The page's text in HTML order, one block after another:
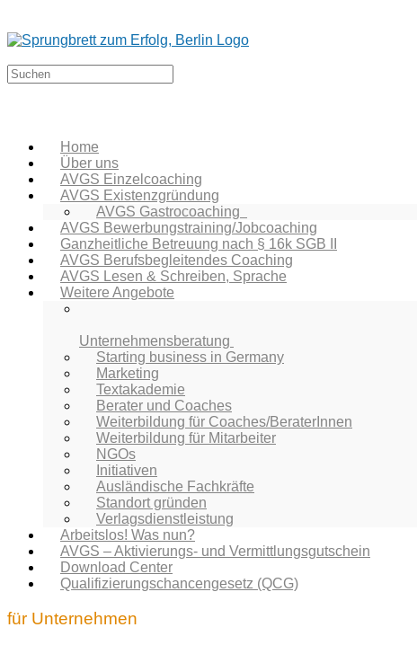
Home
Über uns
AVGS Einzelcoaching
AVGS Existenzgründung
AVGS Gastrocoaching
AVGS Bewerbungstraining/Jobcoaching
Ganzheitliche Betreuung nach § 16k SGB II
AVGS Berufsbegleitendes Coaching
AVGS Lesen & Schreiben, Sprache
Weitere Angebote
Unternehmensberatung
Starting business in Germany
Marketing
Textakademie
Berater und Coaches
Weiterbildung für Coaches/BeraterInnen
Weiterbildung für Mitarbeiter
NGOs
Initiativen
Ausländische Fachkräfte
Standort gründen
Verlagsdienstleistung
Arbeitslos! Was nun?
AVGS – Aktivierungs- und Vermittlungsgutschein
Download Center
Qualifizierungschancengesetz (QCG)
für Unternehmen